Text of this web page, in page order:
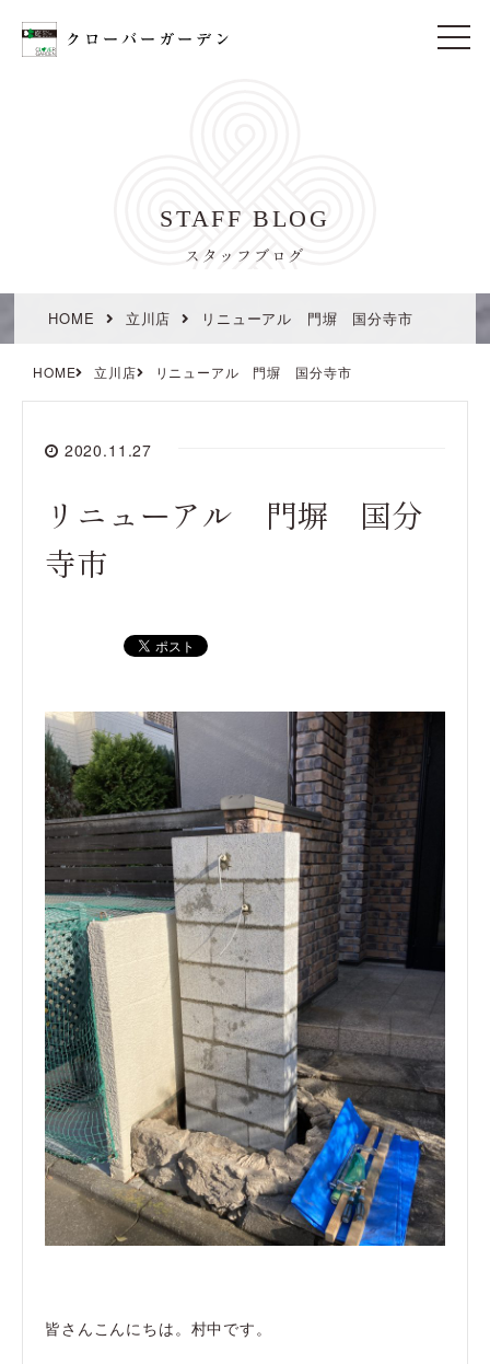
t
STAFF BLOG
スタッフブログ
HOME 立川店 リニューアル 門塀 国分寺市
HOME 立川店 リニューアル 門塀 国分寺市
2020.11.27
リニューアル 門塀 国分
寺市
皆さんこんにちは。村中です。